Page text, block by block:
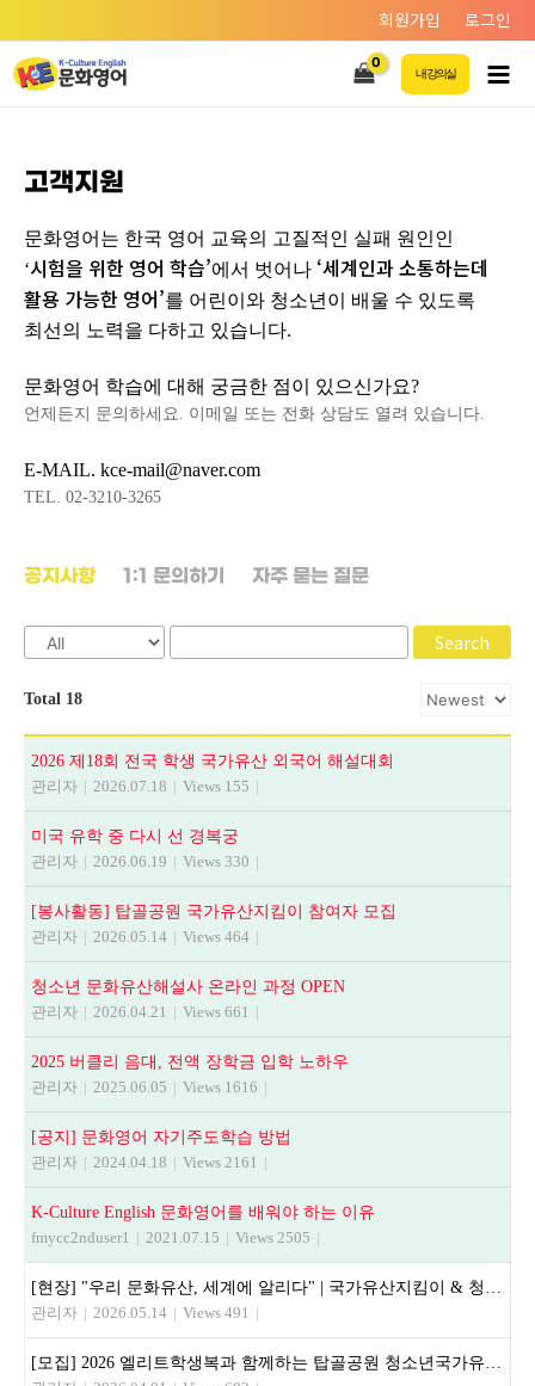
회원가입 로그인
내 강의실
고객지원
문화영어는 한국 영어 교육의 고질적인 실패 원인인
‘시험을 위한 영어 학습’에서 벗어나 ‘세계인과 소통하는데
활용 가능한 영어’를 어린이와 청소년이 배울 수 있도록
최선의 노력을 다하고 있습니다.
문화영어 학습에 대해 궁금한 점이 있으신가요?
언제든지 문의하세요. 이메일 또는 전화 상담도 열려 있습니다.
E-MAIL. kce-mail@naver.com
TEL. 02-3210-3265
공지사항 1:1 문의하기 자주 묻는 질문
Search
Total 18
2026 제18회 전국 학생 국가유산 외국어 해설대회
관리자 | 2026.07.18 | Views 155 |
미국 유학 중 다시 선 경복궁
관리자 | 2026.06.19 | Views 330 |
[봉사활동] 탑골공원 국가유산지킴이 참여자 모집
관리자 | 2026.05.14 | Views 464 |
청소년 문화유산해설사 온라인 과정 OPEN
관리자 | 2026.04.21 | Views 661 |
2025 버클리 음대, 전액 장학금 입학 노하우
관리자 | 2025.06.05 | Views 1616 |
[공지] 문화영어 자기주도학습 방법
관리자 | 2024.04.18 | Views 2161 |
K-Culture English 문화영어를 배워야 하는 이유
fmycc2nduser1 | 2021.07.15 | Views 2505 |
[현장] "우리 문화유산, 세계에 알리다" | 국가유산지킴이 & 청소년 문화유산해설사 활동기
관리자 | 2026.05.14 | Views 491 |
[모집] 2026 엘리트학생복과 함께하는 탑골공원 청소년국가유산지킴이